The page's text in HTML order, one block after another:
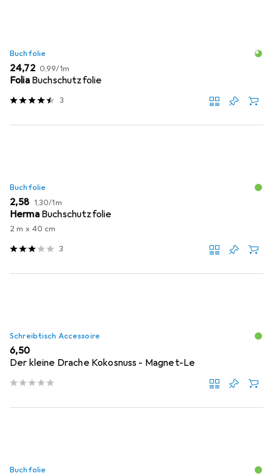
Buchfolie
EUR
24,72 EUR
0,99/1m
Folia Buchschutzfolie
3
Buchfolie
EUR
2,58 EUR
1,30/1m
Herma Buchschutzfolie
2 m x 40 cm
3
Schreibtisch Accessoire
EUR
6,50
Der kleine Drache Kokosnuss - Magnet-Le
Buchfolie